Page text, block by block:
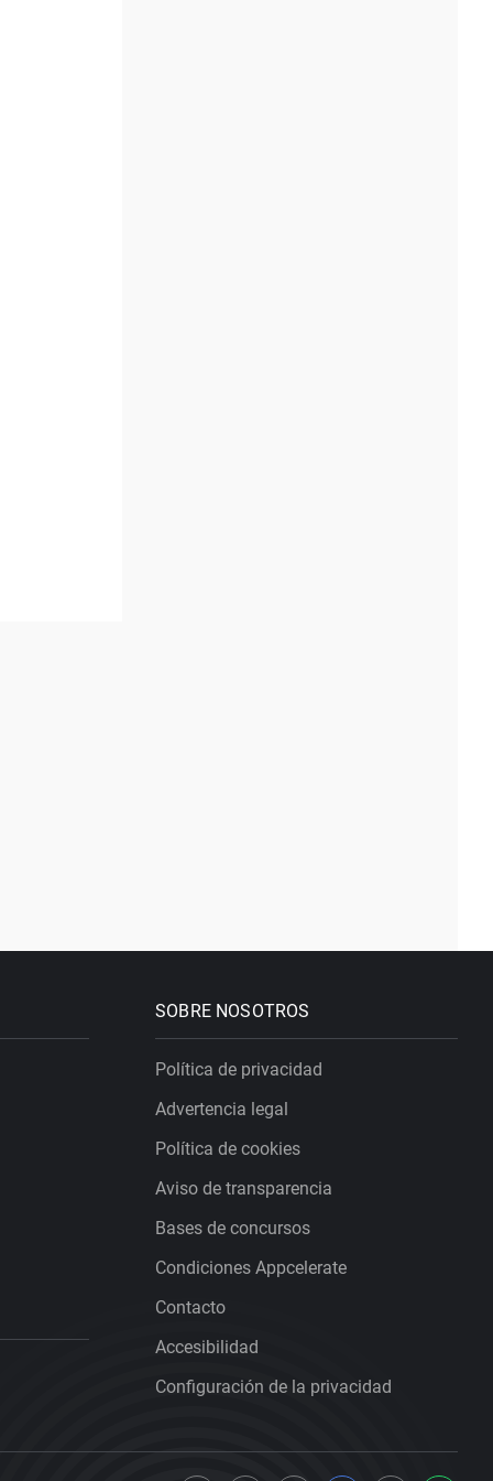
SOBRE NOSOTROS
Política de privacidad
Advertencia legal
Política de cookies
Aviso de transparencia
Bases de concursos
Condiciones Appcelerate
Contacto
Accesibilidad
Configuración de la privacidad